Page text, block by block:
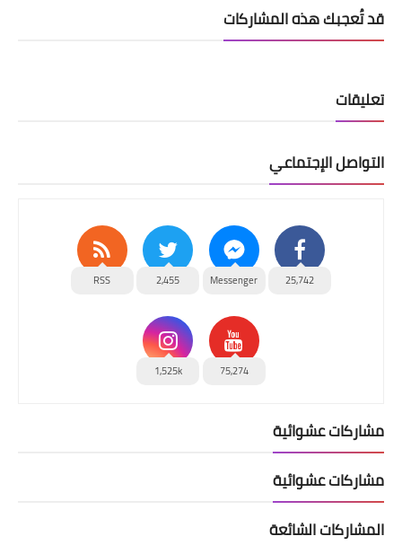
قد تُعجبك هذه المشاركات
تعليقات
التواصل الإجتماعي
25,742
Messenger
2,455
RSS
75,274
1,525k
مشاركات عشوائية
مشاركات عشوائية
المشاركات الشائعة